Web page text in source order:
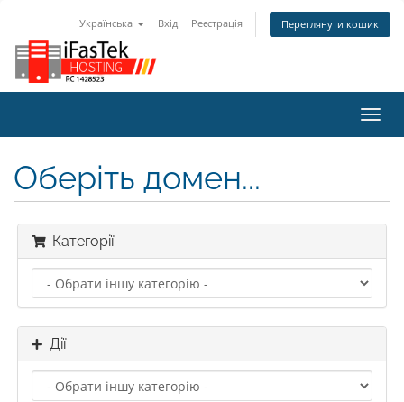
Українська Вхід Реєстрація Переглянути кошик
Оберіть домен...
Категорії
Дії